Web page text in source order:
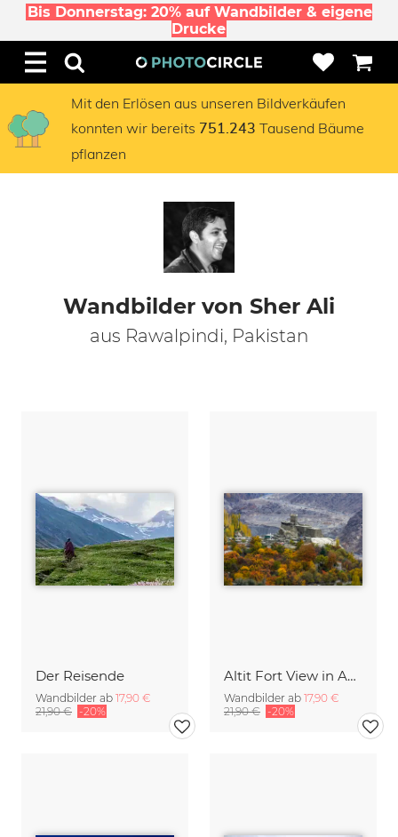
Bis Donnerstag: 20% auf Wandbilder & eigene
Drucke
Mit den Erlösen aus unseren Bildverkäufen
konnten wir bereits 751.243 Tausend Bäume
pflanzen
Wandbilder von Sher Ali
aus Rawalpindi, Pakistan
Der Reisende
Wandbilder ab 17,90 €
21,90 € -20%
Altit Fort View in Autumn Season
Wandbilder ab 17,90 €
21,90 € -20%